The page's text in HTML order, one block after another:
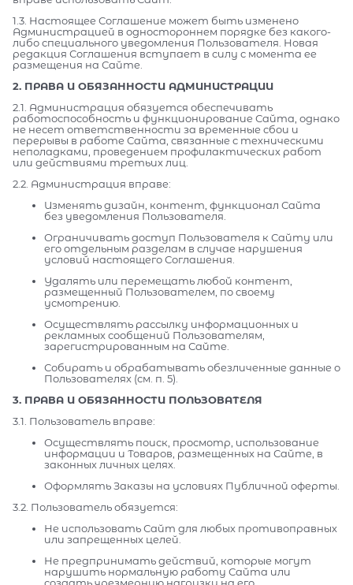
1.3. Настоящее Соглашение может быть изменено
Администрацией в одностороннем порядке без какого-
либо специального уведомления Пользователя. Новая
редакция Соглашения вступает в силу с момента ее
размещения на Сайте.
2. ПРАВА И ОБЯЗАННОСТИ АДМИНИСТРАЦИИ
2.1. Администрация обязуется обеспечивать
работоспособность и функционирование Сайта, однако
не несет ответственности за временные сбои и
перерывы в работе Сайта, связанные с техническими
неполадками, проведением профилактических работ
или действиями третьих лиц.
2.2. Администрация вправе:
Изменять дизайн, контент, функционал Сайта
без уведомления Пользователя.
Ограничивать доступ Пользователя к Сайту или
его отдельным разделам в случае нарушения
условий настоящего Соглашения.
Удалять или перемещать любой контент,
размещенный Пользователем, по своему
усмотрению.
Осуществлять рассылку информационных и
рекламных сообщений Пользователям,
зарегистрированным на Сайте.
Собирать и обрабатывать обезличенные данные о
Пользователях (см. п. 5).
3. ПРАВА И ОБЯЗАННОСТИ ПОЛЬЗОВАТЕЛЯ
3.1. Пользователь вправе:
Осуществлять поиск, просмотр, использование
информации и Товаров, размещенных на Сайте, в
законных личных целях.
Оформлять Заказы на условиях Публичной оферты.
3.2. Пользователь обязуется:
Не использовать Сайт для любых противоправных
или запрещенных целей.
Не предпринимать действий, которые могут
нарушить нормальную работу Сайта или